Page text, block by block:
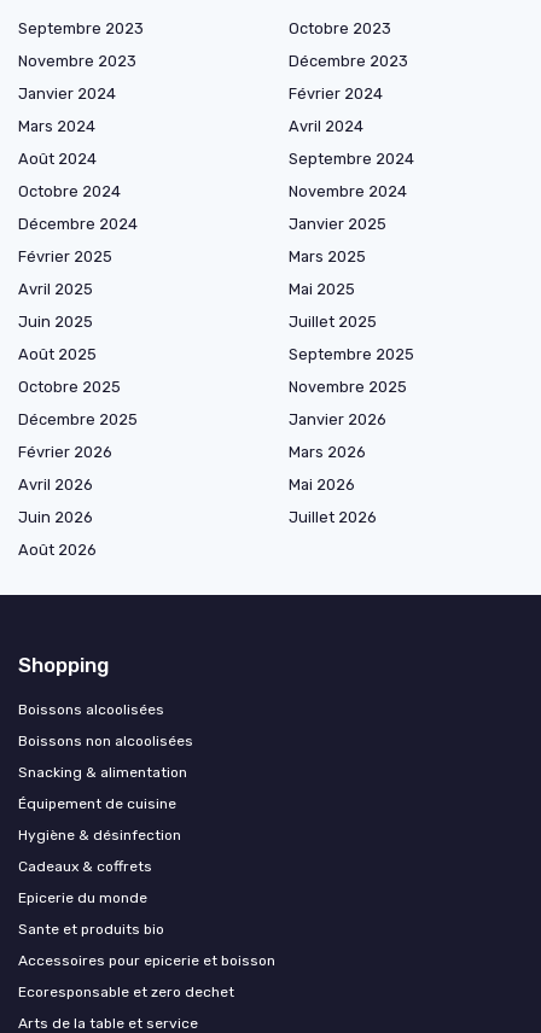
Septembre 2023
Octobre 2023
Novembre 2023
Décembre 2023
Janvier 2024
Février 2024
Mars 2024
Avril 2024
Août 2024
Septembre 2024
Octobre 2024
Novembre 2024
Décembre 2024
Janvier 2025
Février 2025
Mars 2025
Avril 2025
Mai 2025
Juin 2025
Juillet 2025
Août 2025
Septembre 2025
Octobre 2025
Novembre 2025
Décembre 2025
Janvier 2026
Février 2026
Mars 2026
Avril 2026
Mai 2026
Juin 2026
Juillet 2026
Août 2026
Shopping
Boissons alcoolisées
Boissons non alcoolisées
Snacking & alimentation
Équipement de cuisine
Hygiène & désinfection
Cadeaux & coffrets
Epicerie du monde
Sante et produits bio
Accessoires pour epicerie et boisson
Ecoresponsable et zero dechet
Arts de la table et service